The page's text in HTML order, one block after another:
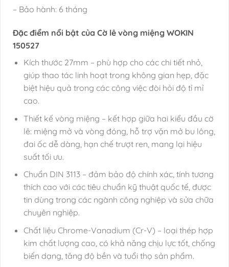
– Bảo hành: 6 tháng
Đặc điểm nổi bật của Cờ lê vòng miệng WOKIN
150527
Kích thước 27mm – phù hợp cho các chi tiết nhỏ,
giúp thao tác linh hoạt trong không gian hẹp, đặc
biệt hiệu quả trong các công việc đòi hỏi độ tỉ mỉ
cao.
Thiết kế vòng miệng – kết hợp giữa hai kiểu đầu cờ
lê: miệng mở và vòng đóng, hỗ trợ vặn mở bu lông,
đai ốc dễ dàng, hạn chế trượt ren, mang lại hiệu
suất tối ưu.
Chuẩn DIN 3113 – đảm bảo độ chính xác, tính tương
thích cao với các tiêu chuẩn kỹ thuật quốc tế, được
tin dùng trong các ngành công nghiệp và sửa chữa
chuyên nghiệp.
Chất liệu Chrome-Vanadium (Cr-V) – loại thép hợp
kim chất lượng cao, có khả năng chịu lực tốt, chống
biến dạng, tăng độ bền và tuổi thọ sản phẩm.